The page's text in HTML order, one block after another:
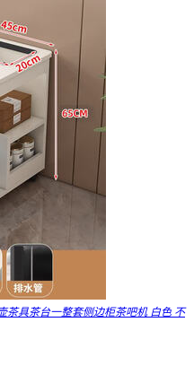
茶具茶台一整套侧边柜茶吧机 白色 不